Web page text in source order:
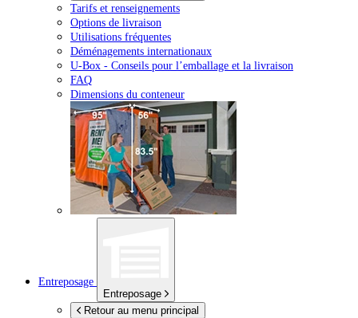
Tarifs et renseignements
Options de livraison
Utilisations fréquentes
Déménagements internationaux
U-Box - Conseils pour l’emballage et la livraison
FAQ
Dimensions du conteneur
Entreposage
Entreposage
Retour au menu principal